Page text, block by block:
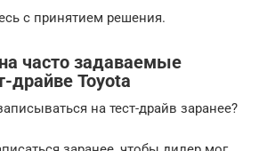
с принятием решения.
часто задаваемые
драйве Toyota
на тест-драйв заранее?